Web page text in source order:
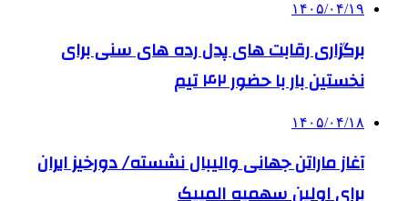
۱۴۰۵/۰۴/۱۹
برگزاری رقابت های پدل رده های سنی برای
نخستین بار با حضور ۴۲ تیم
۱۴۰۵/۰۴/۱۸
آغاز ماراتن جهانی والیبال نشسته/ دورخیز ایران
برای اولین سهمیه المپیک